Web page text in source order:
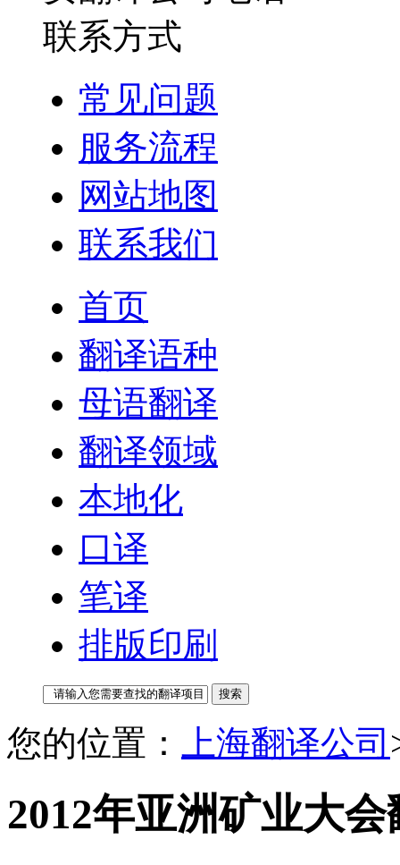
常见问题
服务流程
网站地图
联系我们
首页
翻译语种
母语翻译
翻译领域
本地化
口译
笔译
排版印刷
您的位置： 上海翻译公司
2012年亚洲矿业大